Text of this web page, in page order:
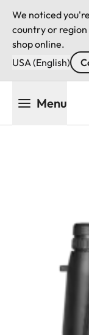
We noticed
country or
shop online.
USA (English)
Menu